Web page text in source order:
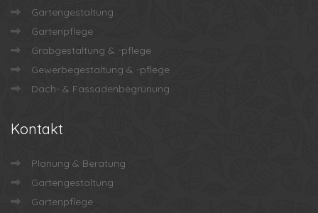
Gartengestaltung
Gartenpflege
Grabgestaltung & -pflege
Gewerbegestaltung & -pflege
Dach- & Fassadenbegrünung
Kontakt
Planung & Beratung
Gartengestaltung
Gartenpflege